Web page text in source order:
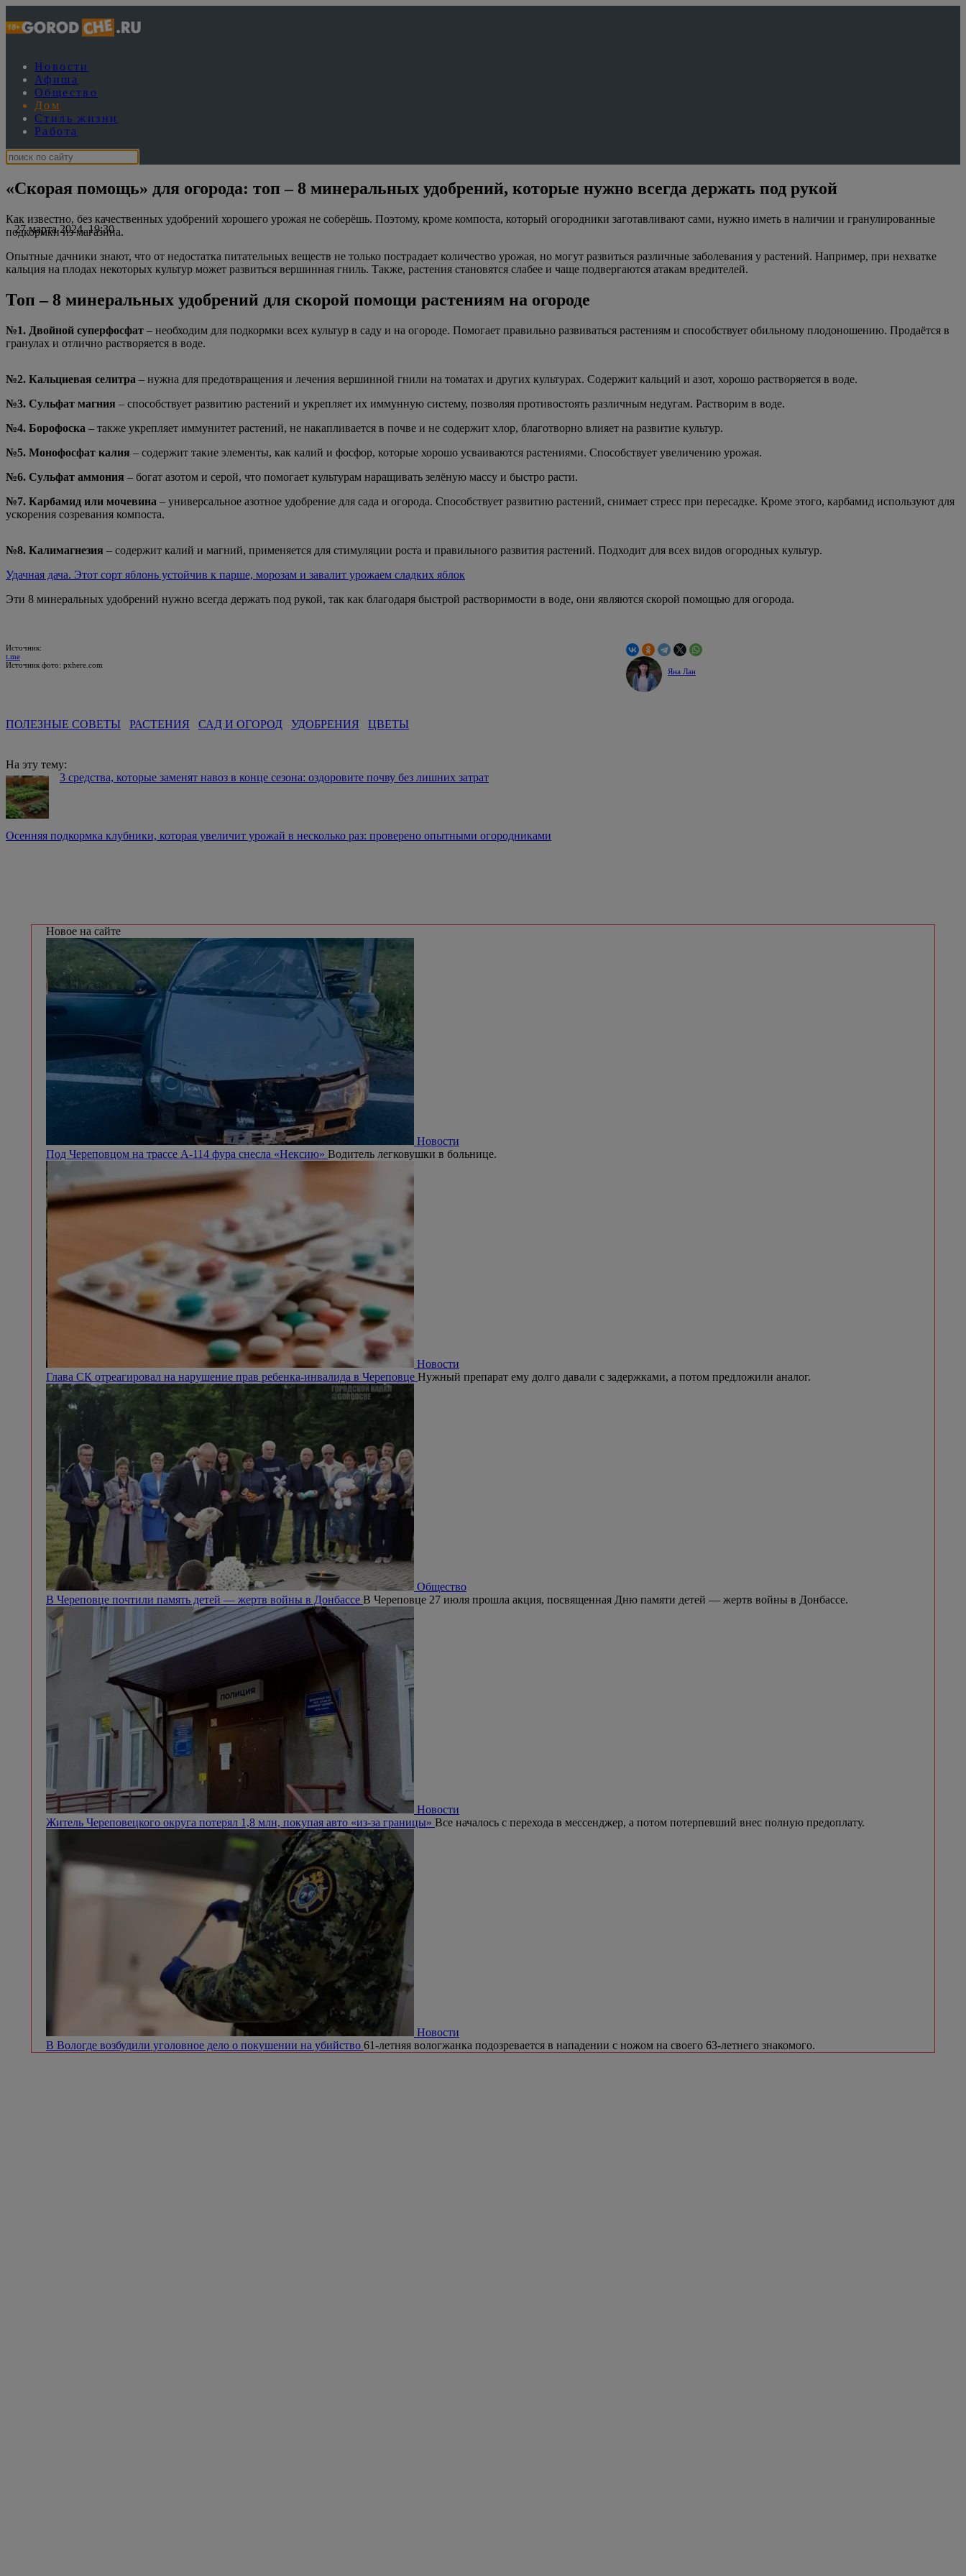
Новости
Афиша
Общество
Дом
Стиль жизни
Работа
«Скорая помощь» для огорода: топ – 8 минеральных удобрений, которые нужно всегда держать под рукой
27 марта 2024, 19:30
Как известно, без качественных удобрений хорошего урожая не соберёшь. Поэтому, кроме компоста, который огородники заготавливают сами, нужно иметь в наличии и гранулированные
подкормки из магазина.
Опытные дачники знают, что от недостатка питательных веществ не только пострадает количество урожая, но могут развиться различные заболевания у растений. Например, при нехватке
кальция на плодах некоторых культур может развиться вершинная гниль. Также, растения становятся слабее и чаще подвергаются атакам вредителей.
Топ – 8 минеральных удобрений для скорой помощи растениям на огороде
№1. Двойной суперфосфат – необходим для подкормки всех культур в саду и на огороде. Помогает правильно развиваться растениям и способствует обильному плодоношению. Продаётся в
гранулах и отлично растворяется в воде.
№2. Кальциевая селитра – нужна для предотвращения и лечения вершинной гнили на томатах и других культурах. Содержит кальций и азот, хорошо растворяется в воде.
№3. Сульфат магния – способствует развитию растений и укрепляет их иммунную систему, позволяя противостоять различным недугам. Растворим в воде.
№4. Борофоска – также укрепляет иммунитет растений, не накапливается в почве и не содержит хлор, благотворно влияет на развитие культур.
№5. Монофосфат калия – содержит такие элементы, как калий и фосфор, которые хорошо усваиваются растениями. Способствует увеличению урожая.
№6. Сульфат аммония – богат азотом и серой, что помогает культурам наращивать зелёную массу и быстро расти.
№7. Карбамид или мочевина – универсальное азотное удобрение для сада и огорода. Способствует развитию растений, снимает стресс при пересадке. Кроме этого, карбамид используют для
ускорения созревания компоста.
№8. Калимагнезия – содержит калий и магний, применяется для стимуляции роста и правильного развития растений. Подходит для всех видов огородных культур.
Удачная дача. Этот сорт яблонь устойчив к парше, морозам и завалит урожаем сладких яблок
Эти 8 минеральных удобрений нужно всегда держать под рукой, так как благодаря быстрой растворимости в воде, они являются скорой помощью для огорода.
Источник:
t.me
Источник фото: pxhere.com
Яна Лан
ПОЛЕЗНЫЕ СОВЕТЫ РАСТЕНИЯ САД И ОГОРОД УДОБРЕНИЯ ЦВЕТЫ
На эту тему:
3 средства, которые заменят навоз в конце сезона: оздоровите почву без лишних затрат
Осенняя подкормка клубники, которая увеличит урожай в несколько раз: проверено опытными огородниками
Новое на сайте
Новости
Под Череповцом на трассе А-114 фура снесла «Нексию» Водитель легковушки в больнице.
Новости
Глава СК отреагировал на нарушение прав ребенка-инвалида в Череповце Нужный препарат ему долго давали с задержками, а потом предложили аналог.
Общество
В Череповце почтили память детей — жертв войны в Донбассе В Череповце 27 июля прошла акция, посвященная Дню памяти детей — жертв войны в Донбассе.
Новости
Житель Череповецкого округа потерял 1,8 млн, покупая авто «из-за границы» Все началось с перехода в мессенджер, а потом потерпевший внес полную предоплату.
Новости
В Вологде возбудили уголовное дело о покушении на убийство 61-летняя вологжанка подозревается в нападении с ножом на своего 63-летнего знакомого.